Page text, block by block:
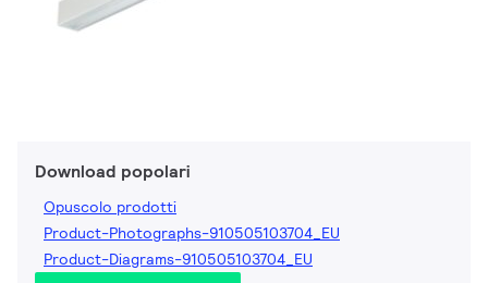
Download popolari
Opuscolo prodotti
Product-Photographs-910505103704_EU
Product-Diagrams-910505103704_EU